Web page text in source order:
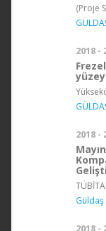
(Proje
2018 -
2018 -
Güldaş